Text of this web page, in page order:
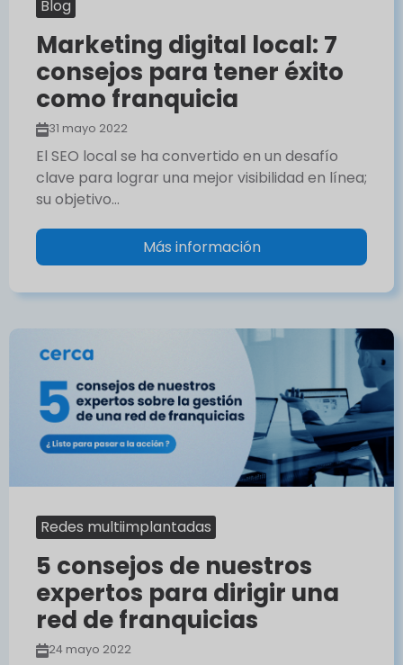
Blog
Marketing digital local: 7
consejos para tener éxito
como franquicia
31 mayo 2022
El SEO local se ha convertido en un desafío
clave para lograr una mejor visibilidad en línea;
su objetivo…
Más información
Redes multiimplantadas
5 consejos de nuestros
expertos para dirigir una
red de franquicias
24 mayo 2022